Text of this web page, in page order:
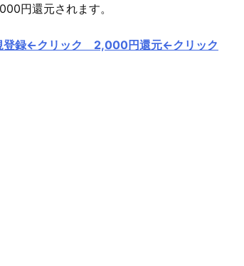
円還元されます。
登録←クリック 2,000円還元←クリック